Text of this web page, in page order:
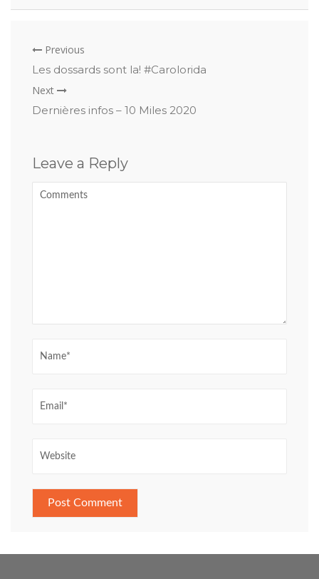
Previous
Les dossards sont la! #Carolorida
Next
Dernières infos – 10 Miles 2020
Leave a Reply